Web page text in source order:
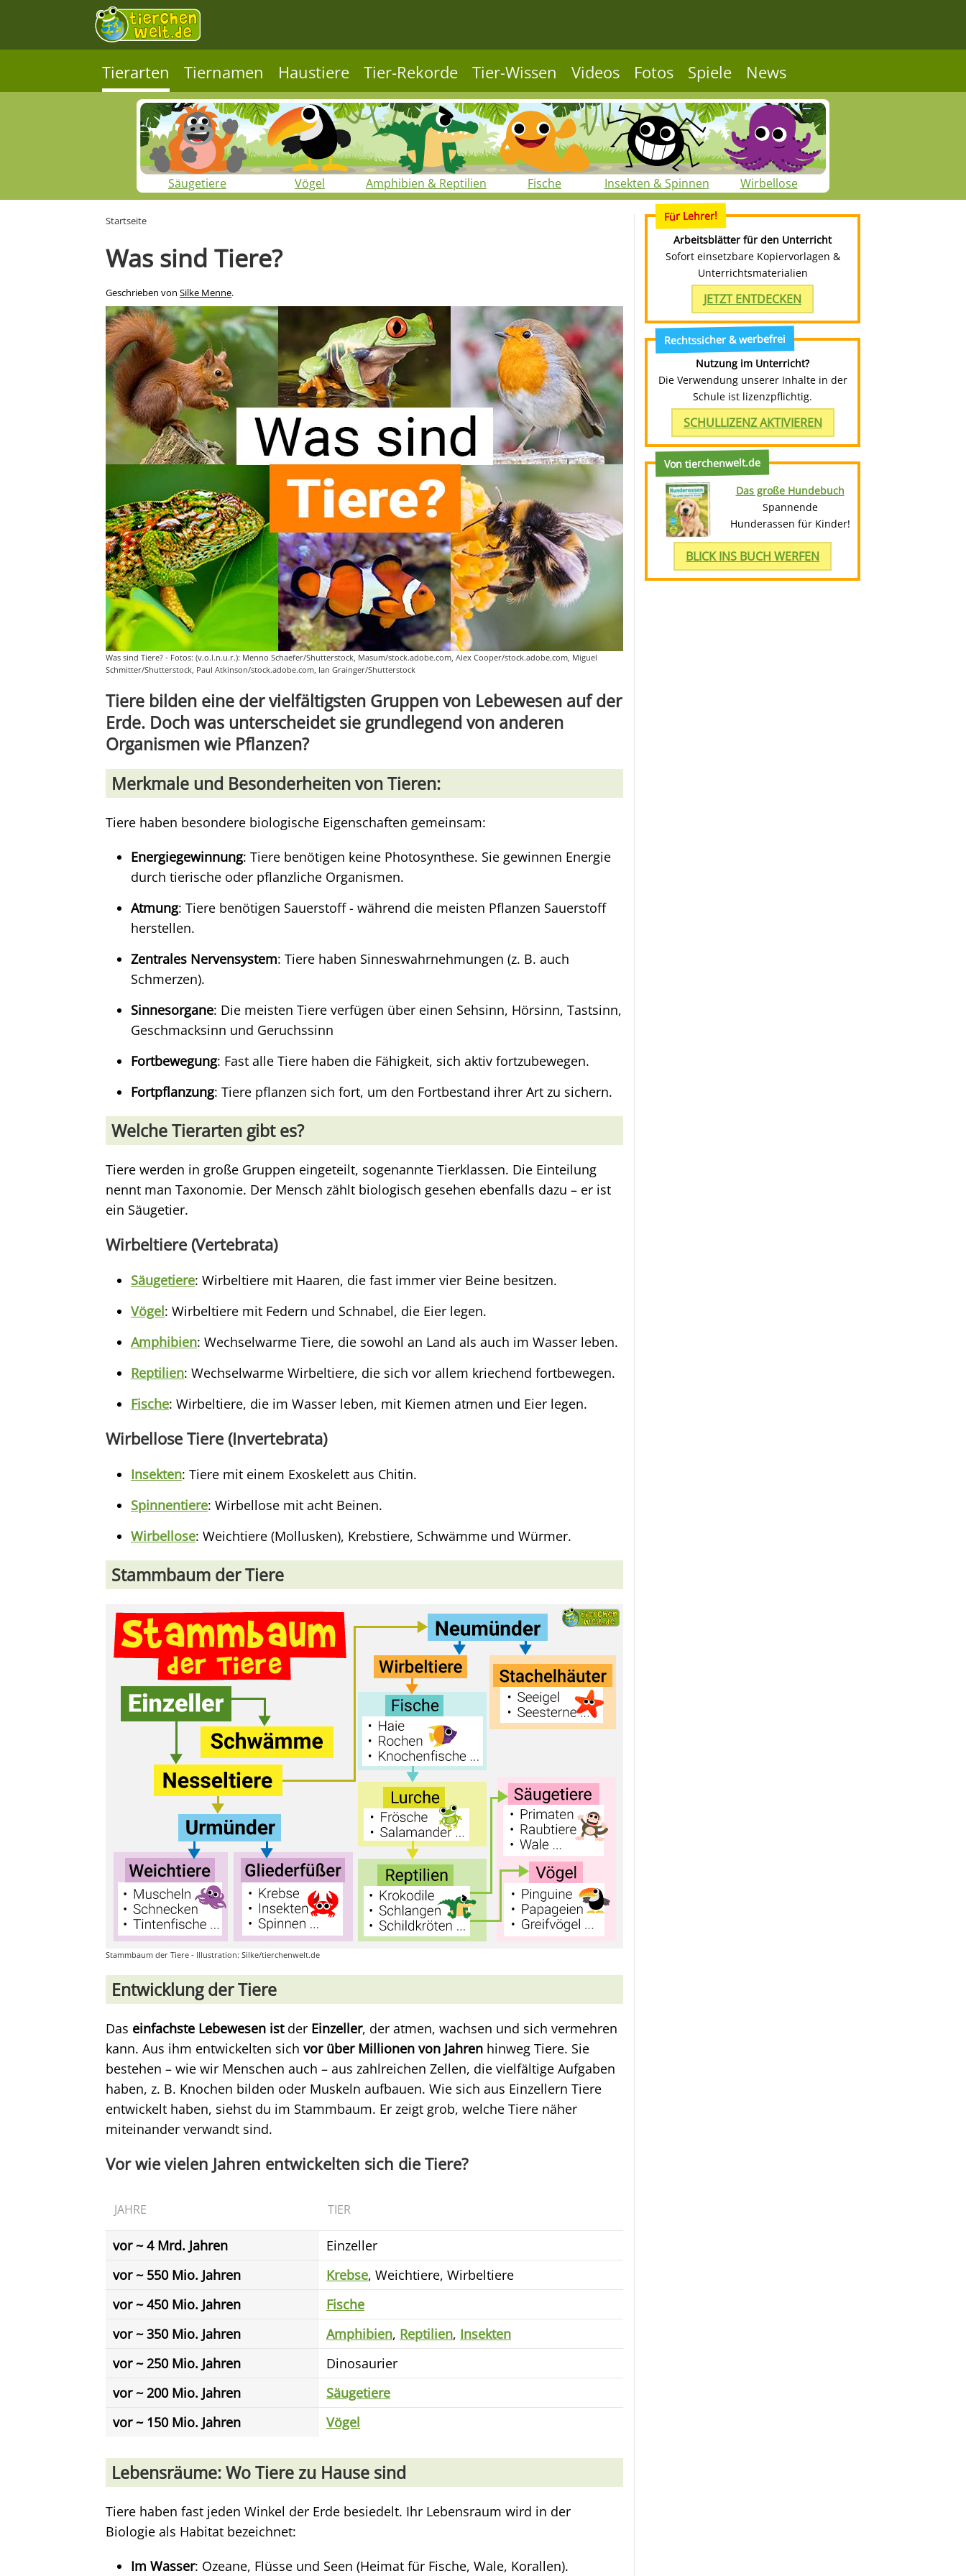
Tierarten Tiernamen Haustiere Tier-Rekorde Tier-Wissen Videos Fotos Spiele News
Säugetiere Vögel Amphibien & Reptilien Fische Insekten & Spinnen Wirbellose
Startseite
Was sind Tiere?
Geschrieben von Silke Menne.
Was sind Tiere? - Fotos: (v.o.l.n.u.r.): Menno Schaefer/Shutterstock, Masum/stock.adobe.com, Alex Cooper/stock.adobe.com, Miguel
Schmitter/Shutterstock, Paul Atkinson/stock.adobe.com, Ian Grainger/Shutterstock
Tiere bilden eine der vielfältigsten Gruppen von Lebewesen auf der
Erde. Doch was unterscheidet sie grundlegend von anderen
Organismen wie Pflanzen?
Merkmale und Besonderheiten von Tieren:
Tiere haben besondere biologische Eigenschaften gemeinsam:
Energiegewinnung: Tiere benötigen keine Photosynthese. Sie gewinnen Energie
durch tierische oder pflanzliche Organismen.
Atmung: Tiere benötigen Sauerstoff - während die meisten Pflanzen Sauerstoff
herstellen.
Zentrales Nervensystem: Tiere haben Sinneswahrnehmungen (z. B. auch
Schmerzen).
Sinnesorgane: Die meisten Tiere verfügen über einen Sehsinn, Hörsinn, Tastsinn,
Geschmacksinn und Geruchssinn
Fortbewegung: Fast alle Tiere haben die Fähigkeit, sich aktiv fortzubewegen.
Fortpflanzung: Tiere pflanzen sich fort, um den Fortbestand ihrer Art zu sichern.
Welche Tierarten gibt es?
Tiere werden in große Gruppen eingeteilt, sogenannte Tierklassen. Die Einteilung
nennt man Taxonomie. Der Mensch zählt biologisch gesehen ebenfalls dazu – er ist
ein Säugetier.
Wirbeltiere (Vertebrata)
Säugetiere: Wirbeltiere mit Haaren, die fast immer vier Beine besitzen.
Vögel: Wirbeltiere mit Federn und Schnabel, die Eier legen.
Amphibien: Wechselwarme Tiere, die sowohl an Land als auch im Wasser leben.
Reptilien: Wechselwarme Wirbeltiere, die sich vor allem kriechend fortbewegen.
Fische: Wirbeltiere, die im Wasser leben, mit Kiemen atmen und Eier legen.
Wirbellose Tiere (Invertebrata)
Insekten: Tiere mit einem Exoskelett aus Chitin.
Spinnentiere: Wirbellose mit acht Beinen.
Wirbellose: Weichtiere (Mollusken), Krebstiere, Schwämme und Würmer.
Stammbaum der Tiere
Stammbaum der Tiere - Illustration: Silke/tierchenwelt.de
Entwicklung der Tiere
Das einfachste Lebewesen istder Einzeller, der atmen, wachsen und sich vermehren
kann. Aus ihm entwickelten sich vor über Millionen von Jahren hinweg Tiere. Sie
bestehen – wie wir Menschen auch – aus zahlreichen Zellen, die vielfältige Aufgaben
haben, z. B. Knochen bilden oder Muskeln aufbauen. Wie sich aus Einzellern Tiere
entwickelt haben, siehst du im Stammbaum. Er zeigt grob, welche Tiere näher
miteinander verwandt sind.
Vor wie vielen Jahren entwickelten sich die Tiere?
JAHRE TIER
vor ~ 4 Mrd. Jahren
Einzeller
vor ~ 550 Mio. Jahren
Krebse, Weichtiere, Wirbeltiere
vor ~ 450 Mio. Jahren
Fische
vor ~ 350 Mio. Jahren
Amphibien, Reptilien, Insekten
vor ~ 250 Mio. Jahren
Dinosaurier
vor ~ 200 Mio. Jahren
Säugetiere
vor ~ 150 Mio. Jahren
Vögel
Lebensräume: Wo Tiere zu Hause sind
Tiere haben fast jeden Winkel der Erde besiedelt. Ihr Lebensraum wird in der
Biologie als Habitat bezeichnet:
Im Wasser: Ozeane, Flüsse und Seen (Heimat für Fische, Wale, Korallen).
Für Lehrer!
Arbeitsblätter für den Unterricht
Sofort einsetzbare Kopiervorlagen &
Unterrichtsmaterialien
JETZT ENTDECKEN
Rechtssicher & werbefrei
Nutzung im Unterricht?
Die Verwendung unserer Inhalte in der
Schule ist lizenzpflichtig.
SCHULLIZENZ AKTIVIEREN
Von tierchenwelt.de
Das große Hundebuch
Spannende
Hunderassen für Kinder!
BLICK INS BUCH WERFEN